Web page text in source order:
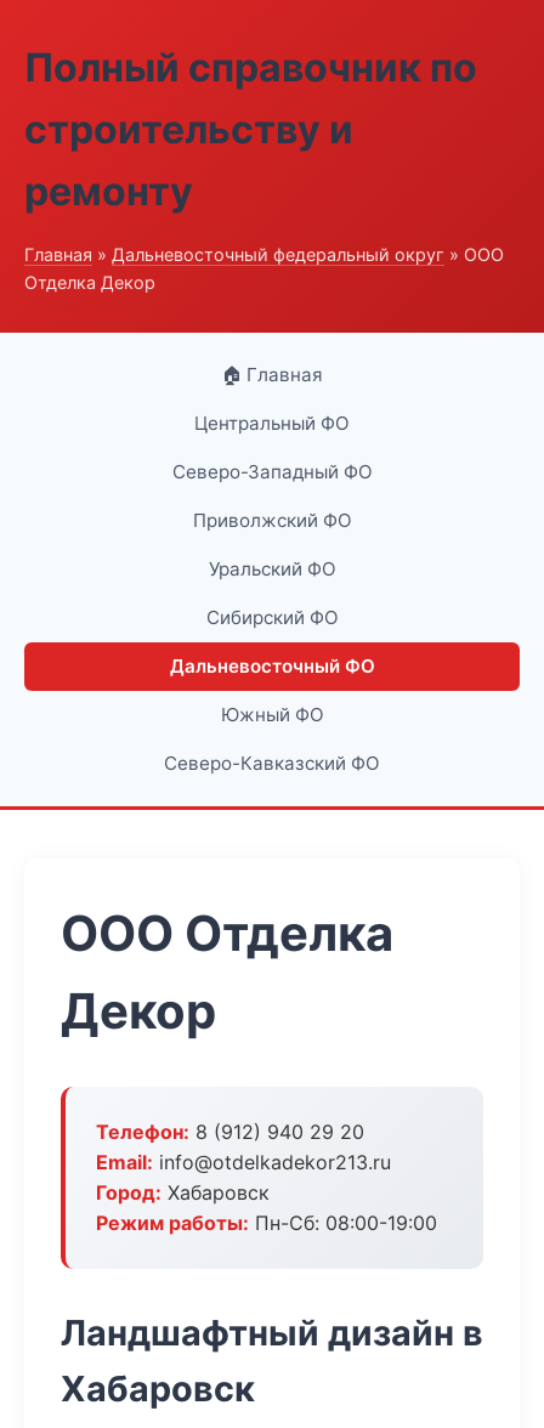
Полный справочник по
строительству и
ремонту
Главная » Дальневосточный федеральный округ » ООО
Отделка Декор
🏠 Главная
Центральный ФО
Северо-Западный ФО
Приволжский ФО
Уральский ФО
Сибирский ФО
Дальневосточный ФО
Южный ФО
Северо-Кавказский ФО
ООО Отделка
Декор
Телефон: 8 (912) 940 29 20
Email: info@otdelkadekor213.ru
Город: Хабаровск
Режим работы: Пн-Сб: 08:00-19:00
Ландшафтный дизайн в
Хабаровск